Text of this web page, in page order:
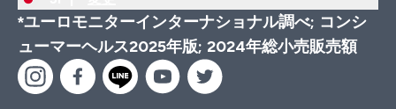
*ユーロモニターインターナショナル調べ; コンシ
ューマーヘルス2025年版; 2024年総小売販売額